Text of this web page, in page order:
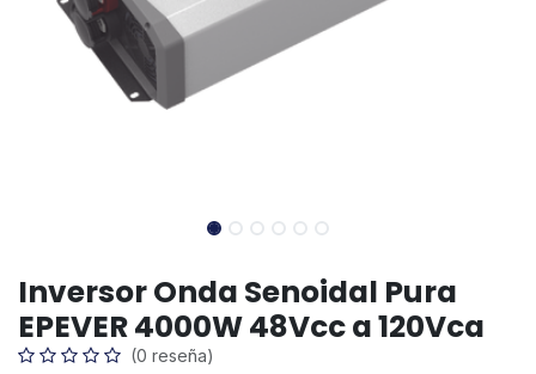
Inversor Onda Senoidal Pura
EPEVER 4000W 48Vcc a 120Vca
(0 reseña)